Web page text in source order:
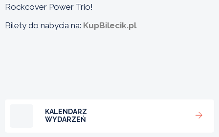
Rockcover Power Trio!
Bilety do nabycia na: KupBilecik.pl
KALENDARZ
WYDARZEŃ